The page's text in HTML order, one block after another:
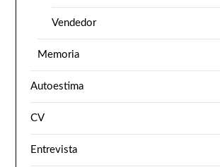
Vendedor
Memoria
Autoestima
CV
Entrevista